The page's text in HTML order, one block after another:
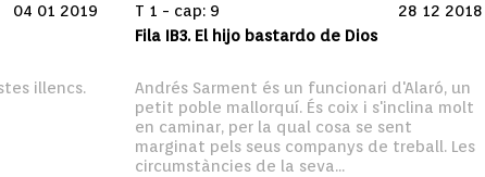
04 01 2019
illencs.
T 1 - cap: 9
28 12 2018
Fila IB3. El hijo bastardo de Dios
Andrés Sarment és un funcionari d'Alaró, un
petit poble mallorquí. És coix i s'inclina molt
en caminar, per la qual cosa se sent
marginat pels seus companys de treball. Les
circumstàncies de la seva...